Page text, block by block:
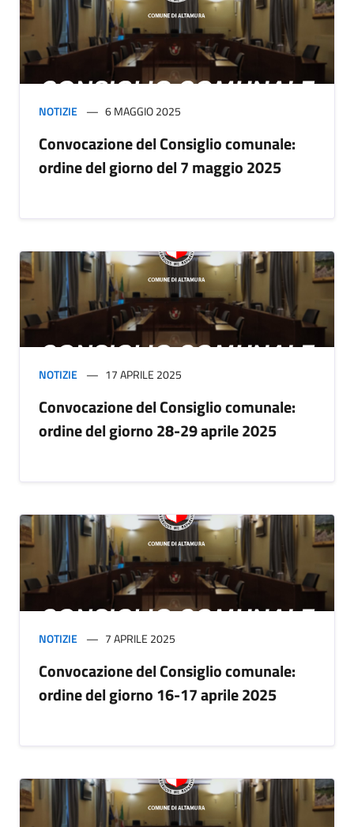
NOTIZIE 6 MAGGIO 2025
Convocazione del Consiglio comunale:
ordine del giorno del 7 maggio 2025
NOTIZIE 17 APRILE 2025
Convocazione del Consiglio comunale:
ordine del giorno 28-29 aprile 2025
NOTIZIE 7 APRILE 2025
Convocazione del Consiglio comunale:
ordine del giorno 16-17 aprile 2025